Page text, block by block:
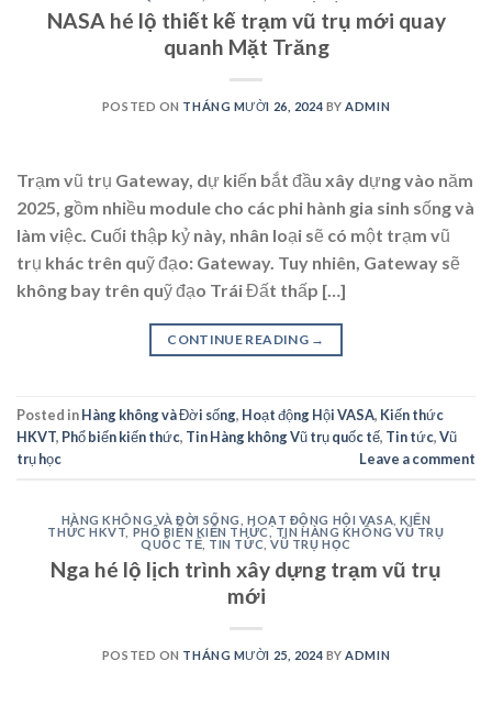
NASA hé lộ thiết kế trạm vũ trụ mới quay
quanh Mặt Trăng
POSTED ON THÁNG MƯỜI 26, 2024 BYADMIN
Trạm vũ trụ Gateway, dự kiến bắt đầu xây dựng vào năm
2025, gồm nhiều module cho các phi hành gia sinh sống và
làm việc. Cuối thập kỷ này, nhân loại sẽ có một trạm vũ
trụ khác trên quỹ đạo: Gateway. Tuy nhiên, Gateway sẽ
không bay trên quỹ đạo Trái Đất thấp […]
CONTINUE READING →
Posted inHàng không và Đời sống, Hoạt động Hội VASA, Kiến thức
HKVT, Phổ biến kiến thức, Tin Hàng không Vũ trụ quốc tế, Tin tức,Vũ
trụ học
Leave a comment
HÀNG KHÔNG VÀ ĐỜI SỐNG HOẠT ĐỘNG HỘI VASA ,KIẾN
THỨC HKVT PHỔ BIẾN KIẾN THỨC , TIN HÀNG KHÔNG VŨ TRỤ
QUỐC TẾ TIN TỨC ,VŨ TRỤ HỌC
Nga hé lộ lịch trình xây dựng trạm vũ trụ
mới
POSTED ON THÁNG MƯỜI 25, 2024 BY ADMIN